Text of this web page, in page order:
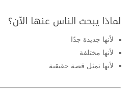
لماذا يبحث الناس عنها الآن؟
لأنها جديدة جدًا
لأنها مختلفة
لأنها تمثل قصة حقيقية